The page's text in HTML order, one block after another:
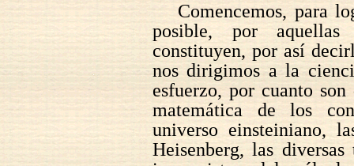
Comencemos, para
posible, por
constituyen, por así
nos dirigimos a la
esfuerzo, por cuanto
matemática de los
universo einsteiniano,
Heisenberg, las